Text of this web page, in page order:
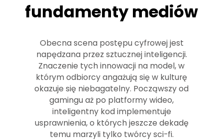
fundamenty mediów
Obecna scena postępu cyfrowej jest
napędzana przez sztucznej inteligencji.
Znaczenie tych innowacji na model, w
którym odbiorcy angażują się w kulturę
okazuje się niebagatelny. Począwszy od
gamingu aż po platformy wideo,
inteligentny kod implementuje
usprawnienia, o których jeszcze dekadę
temu marzyli tylko twórcy sci-fi.